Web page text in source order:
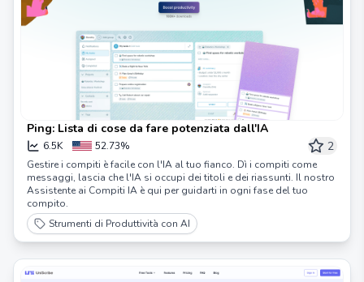
Ping: Lista di cose da fare potenziata dall'IA
6.5K 52.73% 2
Gestire i compiti è facile con l'IA al tuo fianco. Dì i compiti come
messaggi, lascia che l'IA si occupi dei titoli e dei riassunti. Il nostro
Assistente ai Compiti IA è qui per guidarti in ogni fase del tuo
compito.
Strumenti di Produttività con AI